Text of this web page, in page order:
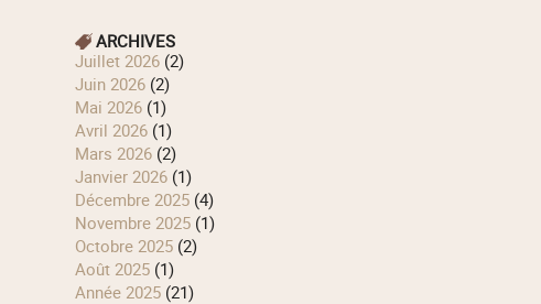
ARCHIVES
juillet 2026(2)
juin 2026(2)
mai 2026(1)
avril 2026(1)
mars 2026(2)
janvier 2026(1)
décembre 2025(4)
novembre 2025(1)
octobre 2025(2)
août 2025(1)
année 2025(21)